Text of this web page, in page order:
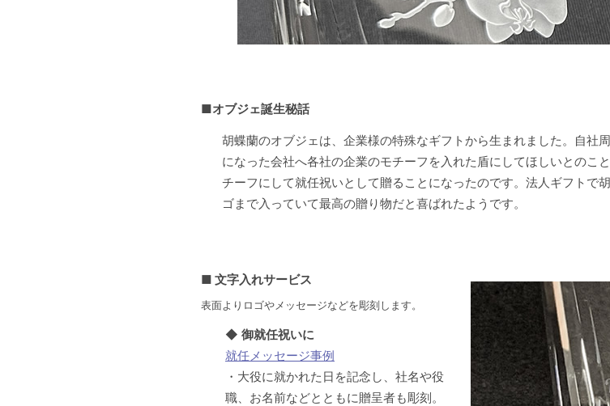
■オブジェ誕生秘話
胡蝶蘭のオブジェは、企業様の特殊なギフトから生まれました。自社
になった会社へ各社の企業のモチーフを入れた盾にしてほしいとのこ
チーフにして就任祝いとして贈ることになったのです。法人ギフトで
ゴまで入っていて最高の贈り物だと喜ばれたようです。
■ 文字入れサービス
表面よりロゴやメッセージなどを彫刻します。
◆ 御就任祝いに
就任メッセージ事例
・大役に就かれた日を記念し、社名や役
職、お名前などとともに贈呈者も彫刻。